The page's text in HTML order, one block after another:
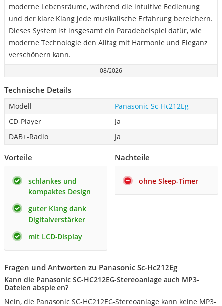
moderne Lebensräume, während die intuitive Bedienung
und der klare Klang jede musikalische Erfahrung bereichern.
Dieses System ist insgesamt ein Paradebeispiel dafür, wie
moderne Technologie den Alltag mit Harmonie und Eleganz
verschönern kann.
08/2026
Technische Details
Modell
Panasonic Sc-Hc212Eg
CD-Player
Ja
DAB+-Radio
Ja
Vorteile
schlankes und
kompaktes Design
guter Klang dank
Digitalverstärker
mit LCD-Display
Nachteile
ohne Sleep-Timer
Fragen und Antworten zu Panasonic Sc-Hc212Eg
Kann die Panasonic SC-HC212EG-Stereoanlage auch MP3-
Dateien abspielen?
Nein, die Panasonic SC-HC212EG-Stereoanlage kann keine MP3-